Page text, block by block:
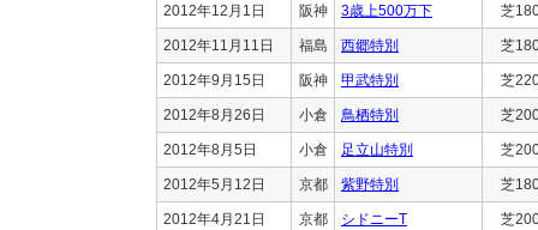
2012年12月1日 阪神 3歳上500万下 芝
2012年11月11日 福島 西郷特別 芝
2012年9月15日 阪神 甲武特別 芝
2012年8月26日 小倉 鳥栖特別 芝
2012年8月5日 小倉 足立山特別 芝
2012年5月12日 京都 紫野特別 芝
2012年4月21日 京都 シドニーT 芝